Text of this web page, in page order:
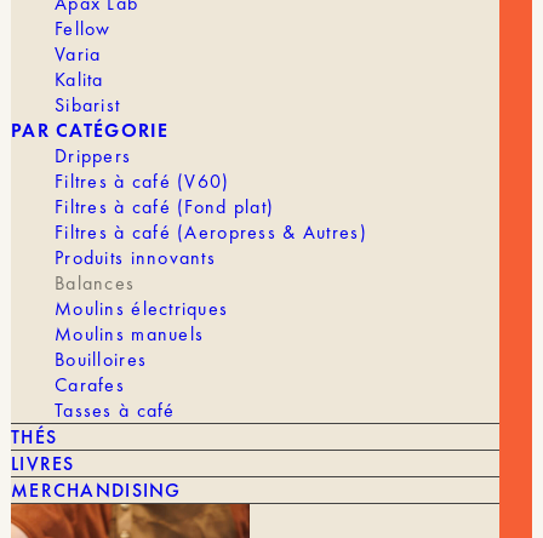
Fellow
Varia
Kalita
Sibarist
PAR CATÉGORIE
Drippers
Filtres à café (V60)
Filtres à café (Fond plat)
Filtres à café (Aeropress & Autres)
Produits innovants
Balances
Moulins électriques
Moulins manuels
Bouilloires
Carafes
Tasses à café
THÉS
LIVRES
MERCHANDISING
Caractéristiques
Affichage : LED
Alimentation : Batterie rechargeable (USB-C)
Précision : 0,1 g
Calcul de verse en temps réel
Chronomètre intégré
COLORIS
En stock
quantité
Balance
Pearl
MARQUE Acaia